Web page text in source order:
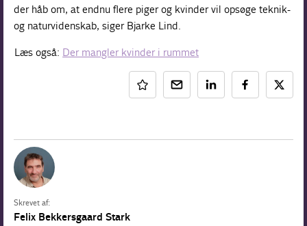
der håb om, at endnu flere piger og kvinder vil opsøge teknik-
og naturvidenskab, siger Bjarke Lind.
Læs også: Der mangler kvinder i rummet
Skrevet af:
Felix Bekkersgaard Stark